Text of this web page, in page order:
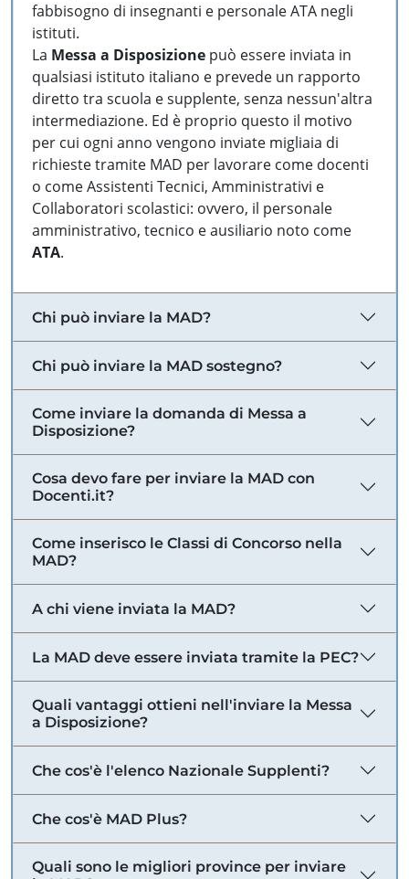
fabbisogno di insegnanti e personale ATA negli
istituti.
La Messa a Disposizione può essere inviata in
qualsiasi istituto italiano e prevede un rapporto
diretto tra scuola e supplente, senza nessun'altra
intermediazione. Ed è proprio questo il motivo
per cui ogni anno vengono inviate migliaia di
richieste tramite MAD per lavorare come docenti
o come Assistenti Tecnici, Amministrativi e
Collaboratori scolastici: ovvero, il personale
amministrativo, tecnico e ausiliario noto come
ATA.
Chi può inviare la MAD?
Chi può inviare la MAD sostegno?
Come inviare la domanda di Messa a
Disposizione?
Cosa devo fare per inviare la MAD con
Docenti.it?
Come inserisco le Classi di Concorso nella
MAD?
A chi viene inviata la MAD?
La MAD deve essere inviata tramite la PEC?
Quali vantaggi ottieni nell'inviare la Messa
a Disposizione?
Che cos'è l'elenco Nazionale Supplenti?
Che cos'è MAD Plus?
Quali sono le migliori province per inviare